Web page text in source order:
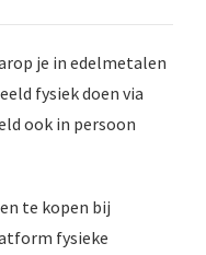
je in edelmetalen
fysiek doen via
ook in persoon
te kopen bij
fysieke